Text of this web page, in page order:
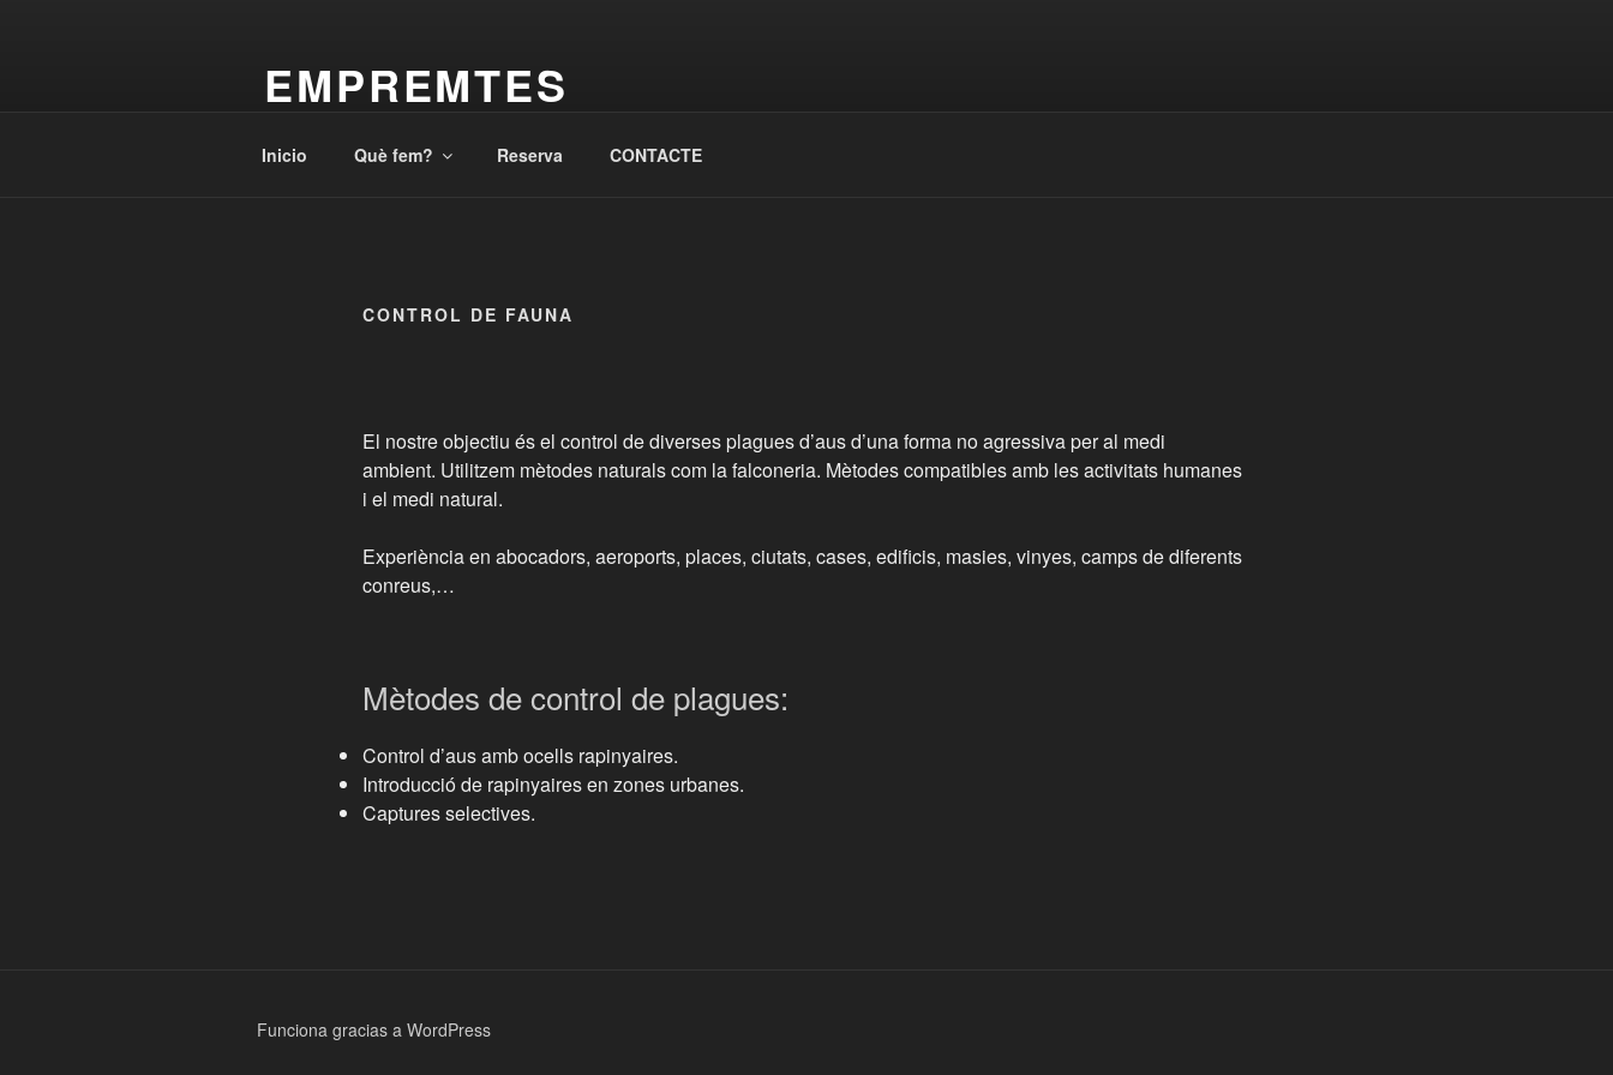
EMPREMTES
Inicio Què fem? Reserva CONTACTE
CONTROL DE FAUNA
El nostre objectiu és el control de diverses plagues d’aus d’una forma no agressiva per al medi
ambient. Utilitzem mètodes naturals com la falconeria. Mètodes compatibles amb les activitats humanes
i el medi natural.
Experiència en abocadors, aeroports, places, ciutats, cases, edificis, masies, vinyes, camps de diferents
conreus,…
Mètodes de control de plagues:
Control d’aus amb ocells rapinyaires.
Introducció de rapinyaires en zones urbanes.
Captures selectives.
Funciona gracias a WordPress